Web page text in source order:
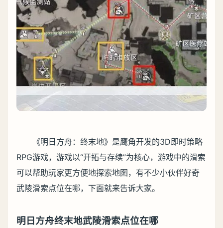
《明日方舟：终末地》是鹰角开发的3D即时策略
RPG游戏，游戏以“开拓与存续”为核心，游戏中的滑索
可以帮助玩家更方便地探索地图，有不少小伙伴好奇
武陵滑索点位在哪，下面就来告诉大家。
明日方舟终末地武陵滑索点位在哪